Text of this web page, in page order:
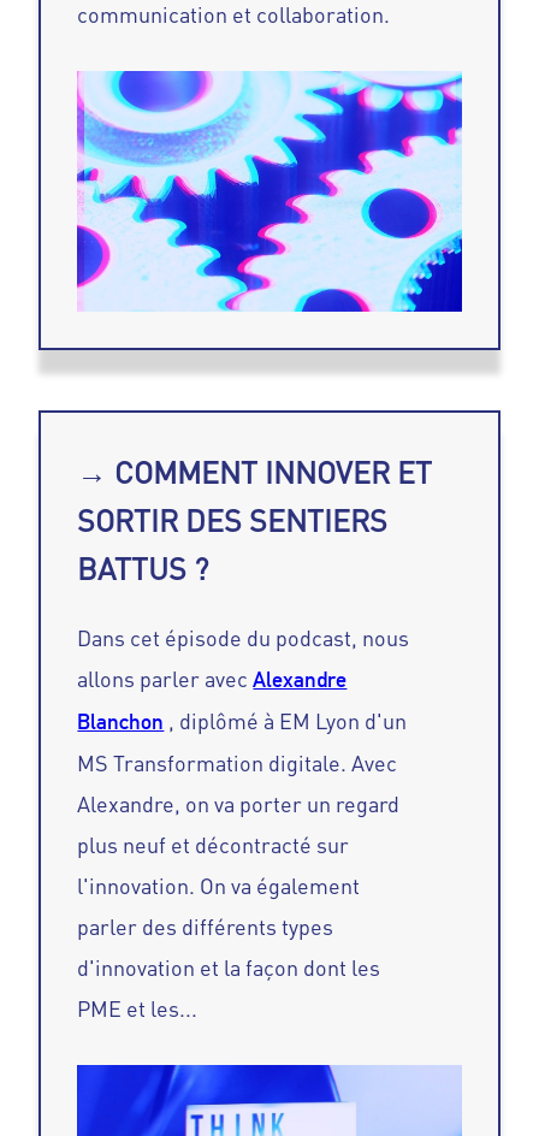
communication et collaboration.
→ COMMENT INNOVER ET
SORTIR DES SENTIERS
BATTUS ?
Dans cet épisode du podcast, nous
allons parler avec Alexandre
Blanchon , diplômé à EM Lyon d'un
MS Transformation digitale. Avec
Alexandre, on va porter un regard
plus neuf et décontracté sur
l'innovation. On va également
parler des différents types
d'innovation et la façon dont les
PME et les...